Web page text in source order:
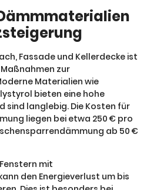
Fassade und Kellerdecke ist
zur
Materialien wie
bieten eine hohe
sind langlebig. Die Kosten für
liegen bei etwa 250 € pro
ab 50 €
mit
den Energieverlust um bis